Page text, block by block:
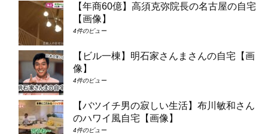
【年商60億】高須克弥院長の名古屋の自宅
【画像】
4件のビュー
【ビル一棟】明石家さんまさんの自宅【画
像】
4件のビュー
【バツイチ男の寂しい生活】布川敏和さん
のハワイ風自宅【画像】
4件のビュー